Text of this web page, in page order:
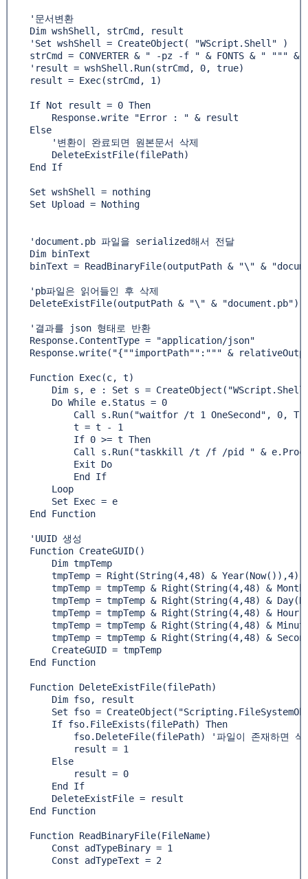
    '문서변환
    Dim wshShell, strCmd, result
    'Set wshShell = CreateObject( "WScript.Shell" )
strCmd = CONVERTER & " -pz -f " & FONTS & " """
    'result = wshShell.Run(strCmd, 0, true)
    result = Exec(strCmd, 1)
    If Not result = 0 Then
        Response.write "Error : " & result
    Else
        '변환이 완료되면 원본문서 삭제
        DeleteExistFile(filePath)
    End If
    Set wshShell = nothing
    Set Upload = Nothing
    'document.pb 파일을 serialized해서 전달
    Dim binText
binText = ReadBinaryFile(outputPath & "\" &
    'pb파일은 읽어들인 후 삭제
    DeleteExistFile(outputPath & "\" & "document.pb")
    '결과를 json 형태로 반환
    Response.ContentType = "application/json"
Response.write("{""importPath"":""" &
    Function Exec(c, t)
Dim s, e : Set s =
        Do While e.Status = 0
Call s.Run("waitfor /t 1 OneSecond", 0,
            t = t - 1
            If 0 >= t Then
Call s.Run("taskkill /t /f /pid " &
            Exit Do
            End If
        Loop
        Set Exec = e
    End Function
    'UUID 생성
    Function CreateGUID()
        Dim tmpTemp
        tmpTemp = Right(String(4,48) & Year(Now()),4)
tmpTemp = tmpTemp & Right(String(4,48) &
tmpTemp = tmpTemp & Right(String(4,48) &
tmpTemp = tmpTemp & Right(String(4,48) &
tmpTemp = tmpTemp & Right(String(4,48) &
tmpTemp = tmpTemp & Right(String(4,48) &
        CreateGUID = tmpTemp
    End Function
    Function DeleteExistFile(filePath)
        Dim fso, result
Set fso =
        If fso.FileExists(filePath) Then
fso.DeleteFile(filePath) '파일이 존재하면
            result = 1
        Else
            result = 0
        End If
        DeleteExistFile = result
    End Function
    Function ReadBinaryFile(FileName)
        Const adTypeBinary = 1
        Const adTypeText = 2